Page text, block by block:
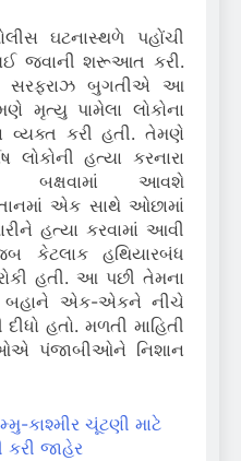
ઘટનાસ્થળે પહોંચી
જવાની શરૂઆત કરી.
સરફરાઝ બુગતીએ આ
મૃત્યુ પામેલા લોકોના
વ્યક્ત કરી હતી. તેમણે
હત્યા કરનારા
બક્ષવામાં આવશે
એક સાથે ઓછામાં
હત્યા કરવામાં આવી
કેટલાક હથિયારબંધ
હતી. આ પછી તેમના
બહાને એક-એકને નીચે
હતો. મળતી માહિતી
પંજાબીઓને નિશાન
કાશ્મીર ચૂંટણી માટે
કરી જાહેર